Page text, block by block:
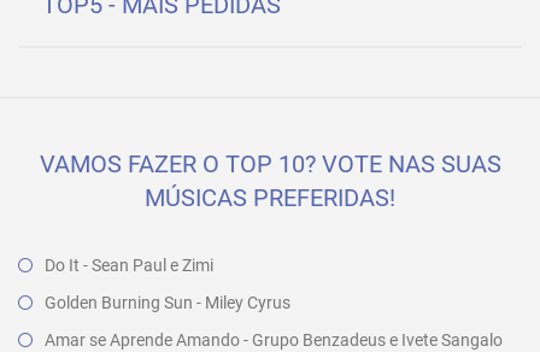
VAMOS FAZER O TOP 10? VOTE NAS SUAS
MÚSICAS PREFERIDAS!
Do It - Sean Paul e Zimi
Golden Burning Sun - Miley Cyrus
Amar se Aprende Amando - Grupo Benzadeus e Ivete Sangalo